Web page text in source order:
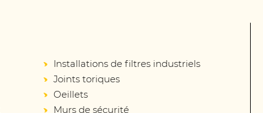
Installations de filtres industriels
Joints toriques
Oeillets
Murs de sécurité